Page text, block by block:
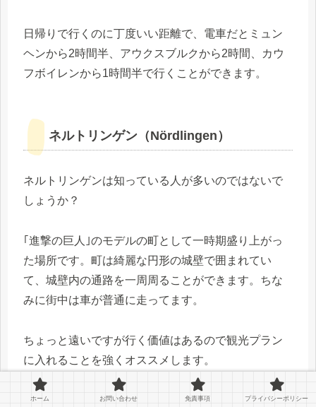
日帰りで行くのに丁度いい距離で、電車だとミュン
ヘンから2時間半、アウクスブルクから2時間、カウ
フボイレンから1時間半で行くことができます。
ネルトリンゲン（Nördlingen）
ネルトリンゲンは知っている人が多いのではないで
しょうか？
｢進撃の巨人｣のモデルの町として一時期盛り上がっ
た場所です。町は綺麗な円形の城壁で囲まれてい
て、城壁内の通路を一周周ることができます。ちな
みに街中は車が普通に走ってます。
ちょっと遠いですが行く価値はあるので観光プラン
に入れることを強くオススメします。
ホーム お問い合わせ 免責事項 プライバシーポリシー